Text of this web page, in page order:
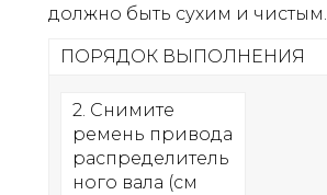
должно быть сухим и чистым.
ПОРЯДОК ВЫПОЛНЕНИЯ
2. Снимите
ремень привода
распределитель
ного вала (см